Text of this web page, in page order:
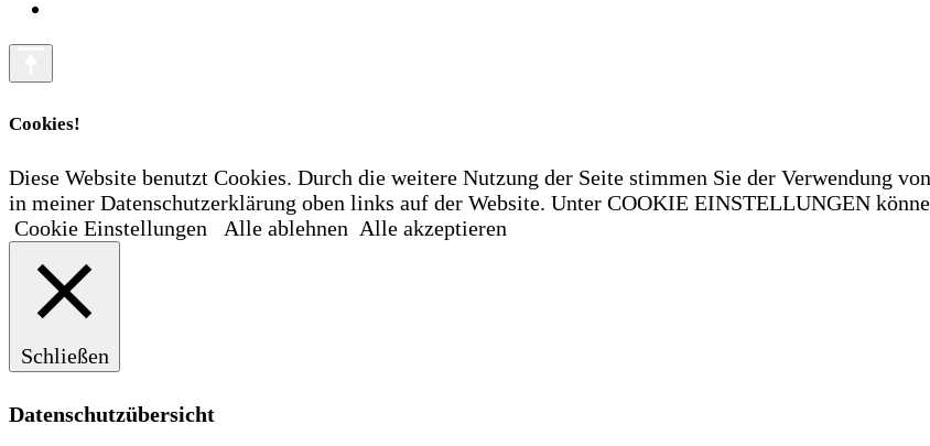
Cookies!
Diese Website benutzt Cookies. Durch die weitere Nutzung der Seite stimmen Sie der Verwendung
in meiner Datenschutzerklärung oben links auf der Website. Unter COOKIE EINSTELLUNGEN
Cookie Einstellungen
Alle ablehnen Alle akzeptieren
Schließen
Datenschutzübersicht